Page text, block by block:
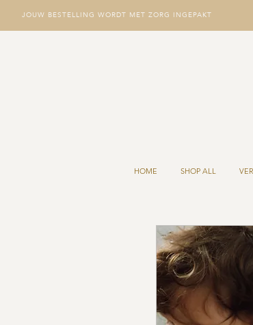
JOUW BESTELLING WORDT MET ZORG INGEPAKT
HOME SHOP ALL